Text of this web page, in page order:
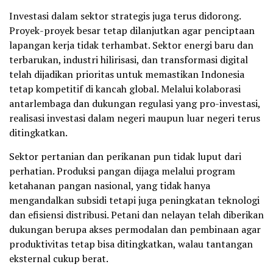
Investasi dalam sektor strategis juga terus didorong.
Proyek-proyek besar tetap dilanjutkan agar penciptaan
lapangan kerja tidak terhambat. Sektor energi baru dan
terbarukan, industri hilirisasi, dan transformasi digital
telah dijadikan prioritas untuk memastikan Indonesia
tetap kompetitif di kancah global. Melalui kolaborasi
antarlembaga dan dukungan regulasi yang pro-investasi,
realisasi investasi dalam negeri maupun luar negeri terus
ditingkatkan.
Sektor pertanian dan perikanan pun tidak luput dari
perhatian. Produksi pangan dijaga melalui program
ketahanan pangan nasional, yang tidak hanya
mengandalkan subsidi tetapi juga peningkatan teknologi
dan efisiensi distribusi. Petani dan nelayan telah diberikan
dukungan berupa akses permodalan dan pembinaan agar
produktivitas tetap bisa ditingkatkan, walau tantangan
eksternal cukup berat.